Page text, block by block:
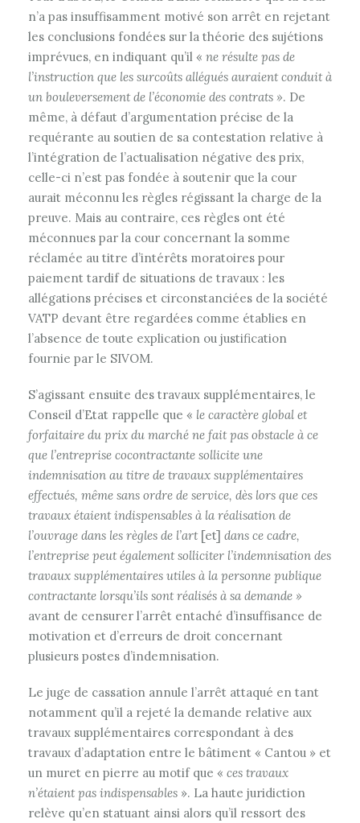
n’a pas insuffisamment motivé son arrêt en rejetant
les conclusions fondées sur la théorie des sujétions
imprévues, en indiquant qu’il « ne résulte pas de
l’instruction que les surcoûts allégués auraient conduit à
un bouleversement de l’économie des contrats ». De
même, à défaut d’argumentation précise de la
requérante au soutien de sa contestation relative à
l’intégration de l’actualisation négative des prix,
celle-ci n’est pas fondée à soutenir que la cour
aurait méconnu les règles régissant la charge de la
preuve. Mais au contraire, ces règles ont été
méconnues par la cour concernant la somme
réclamée au titre d’intérêts moratoires pour
paiement tardif de situations de travaux : les
allégations précises et circonstanciées de la société
VATP devant être regardées comme établies en
l’absence de toute explication ou justification
fournie par le SIVOM.
S’agissant ensuite des travaux supplémentaires, le
Conseil d’Etat rappelle que « le caractère global et
forfaitaire du prix du marché ne fait pas obstacle à ce
que l’entreprise cocontractante sollicite une
indemnisation au titre de travaux supplémentaires
effectués, même sans ordre de service, dès lors que ces
travaux étaient indispensables à la réalisation de
l’ouvrage dans les règles de l’art [et] dans ce cadre,
l’entreprise peut également solliciter l’indemnisation des
travaux supplémentaires utiles à la personne publique
contractante lorsqu’ils sont réalisés à sa demande »
avant de censurer l’arrêt entaché d’insuffisance de
motivation et d’erreurs de droit concernant
plusieurs postes d’indemnisation.
Le juge de cassation annule l’arrêt attaqué en tant
notamment qu’il a rejeté la demande relative aux
travaux supplémentaires correspondant à des
travaux d’adaptation entre le bâtiment « Cantou » et
un muret en pierre au motif que « ces travaux
n’étaient pas indispensables ». La haute juridiction
relève qu’en statuant ainsi alors qu’il ressort des